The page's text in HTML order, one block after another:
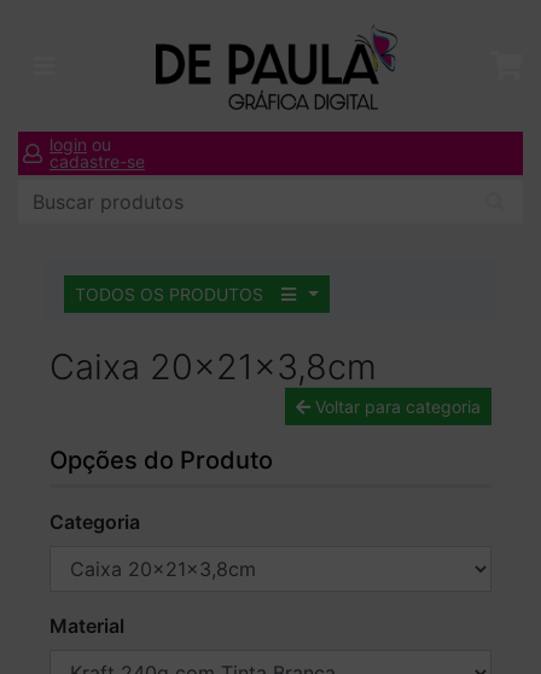
login ou
cadastre-se
TODOS OS PRODUTOS
Caixa 20x21x3,8cm
Voltar para categoria
Opções do Produto
Categoria
Material